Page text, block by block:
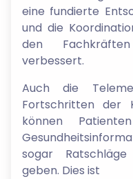
eine fundierte
und die
den
verbessert.
Auch die
Fortschritten der
können
sogar
geben. Dies ist